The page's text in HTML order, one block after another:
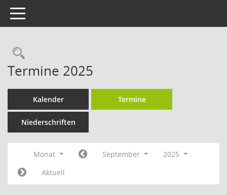
Toggle navigation
Rechercheauswahl
Termine 2025
Kalender Termine
Niederschriften
Monat September
2025
Aktuell